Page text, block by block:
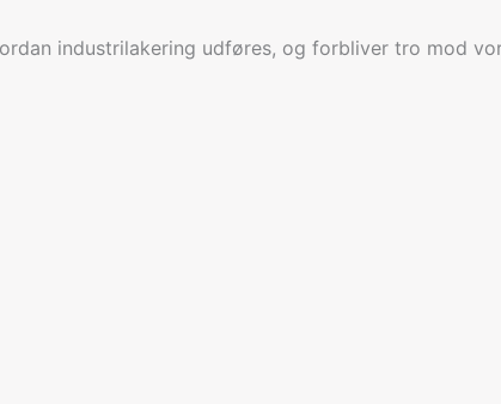
industrilakering udføres, og forbliver tro mod